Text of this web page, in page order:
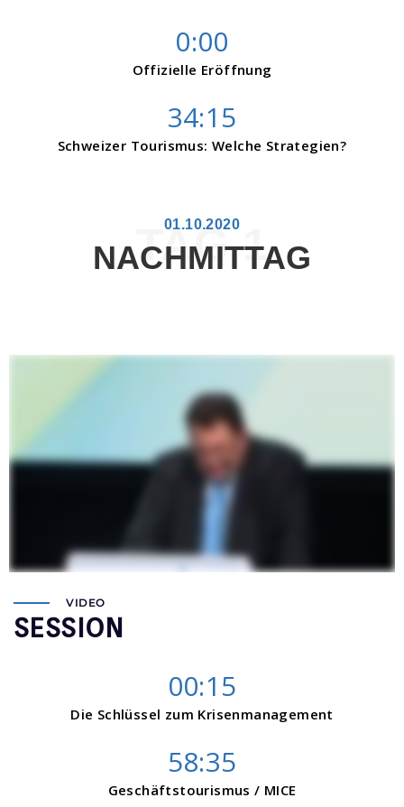
0:00
Offizielle Eröffnung
34:15
Schweizer Tourismus: Welche Strategien?
01.10.2020
NACHMITTAG
TAG 1
VIDEO
SESSION
00:15
Die Schlüssel zum Krisenmanagement
58:35
Geschäftstourismus / MICE